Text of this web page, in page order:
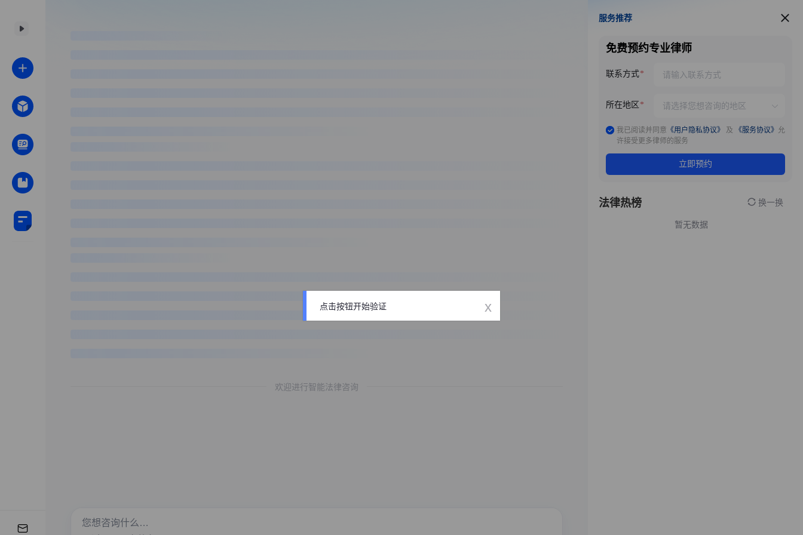
欢迎进行智能法律咨询
服务推荐
服务推荐
免费预约专业律师
联系方式
所在地区
我已阅读并同意 《用户隐私协议》 及 《服务协议》 允
许接受更多律师的服务
立即预约
法律热榜 换一换
暂无数据
点击按钮开始验证 x